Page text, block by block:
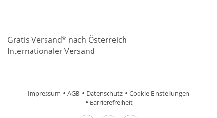
Gratis Versand* nach Österreich
Internationaler Versand
Impressum AGB Datenschutz
Cookie Einstellungen
Barrierefreiheit